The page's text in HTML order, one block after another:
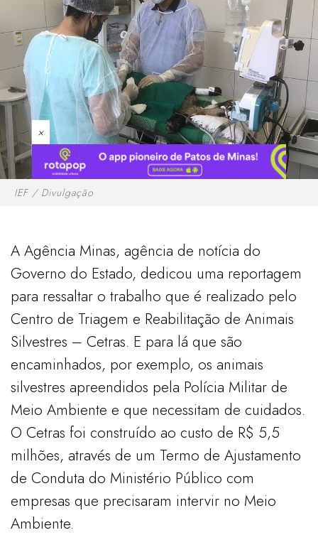
×
IEF / Divulgação
A Agência Minas, agência de notícia do
Governo do Estado, dedicou uma reportagem
para ressaltar o trabalho que é realizado pelo
Centro de Triagem e Reabilitação de Animais
Silvestres – Cetras. E para lá que são
encaminhados, por exemplo, os animais
silvestres apreendidos pela Polícia Militar de
Meio Ambiente e que necessitam de cuidados.
O Cetras foi construído ao custo de R$ 5,5
milhões, através de um Termo de Ajustamento
de Conduta do Ministério Público com
empresas que precisaram intervir no Meio
Ambiente.